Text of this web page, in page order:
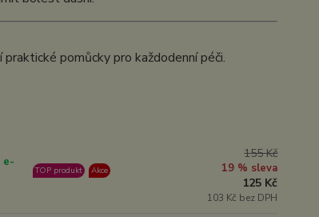
pomůcky pro každodenní péči.
e-
TOP produkt Akce
155 Kč
19 % sleva
125 Kč
103 Kč bez DPH